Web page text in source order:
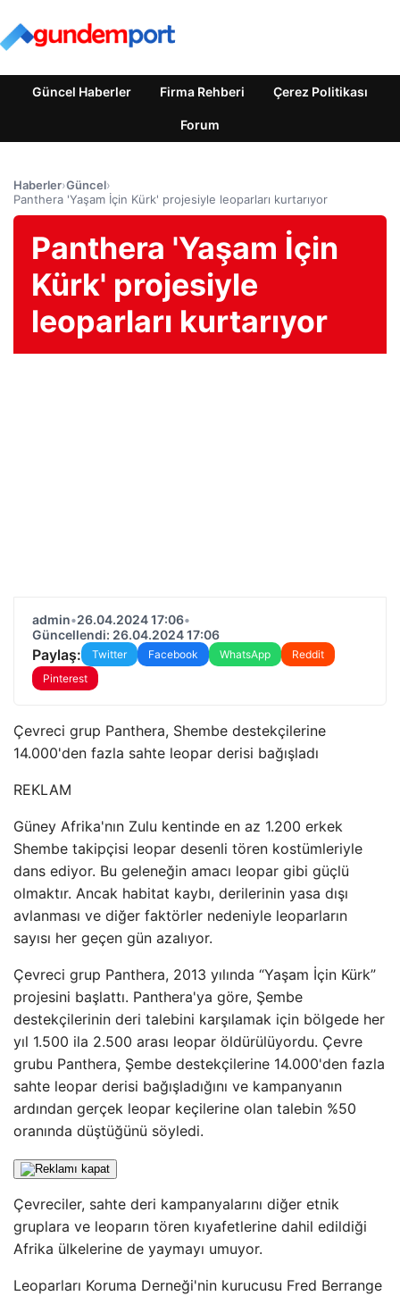
Güncel Haberler Firma Rehberi Çerez Politikası
Forum
Haberler›Güncel›
Panthera 'Yaşam İçin Kürk' projesiyle leoparları kurtarıyor
Panthera 'Yaşam İçin
Kürk' projesiyle
leoparları kurtarıyor
admin•26.04.2024 17:06•
Güncellendi: 26.04.2024 17:06
Paylaş: Twitter Facebook WhatsApp
Reddit
Pinterest
Çevreci grup Panthera, Shembe destekçilerine
14.000'den fazla sahte leopar derisi bağışladı
REKLAM
Güney Afrika'nın Zulu kentinde en az 1.200 erkek
Shembe takipçisi leopar desenli tören kostümleriyle
dans ediyor. Bu geleneğin amacı leopar gibi güçlü
olmaktır. Ancak habitat kaybı, derilerinin yasa dışı
avlanması ve diğer faktörler nedeniyle leoparların
sayısı her geçen gün azalıyor.
Çevreci grup Panthera, 2013 yılında “Yaşam İçin Kürk”
projesini başlattı. Panthera'ya göre, Şembe
destekçilerinin deri talebini karşılamak için bölgede her
yıl 1.500 ila 2.500 arası leopar öldürülüyordu. Çevre
grubu Panthera, Şembe destekçilerine 14.000'den fazla
sahte leopar derisi bağışladığını ve kampanyanın
ardından gerçek leopar keçilerine olan talebin %50
oranında düştüğünü söyledi.
Çevreciler, sahte deri kampanyalarını diğer etnik
gruplara ve leoparın tören kıyafetlerine dahil edildiği
Afrika ülkelerine de yaymayı umuyor.
Leoparları Koruma Derneği'nin kurucusu Fred Berrange